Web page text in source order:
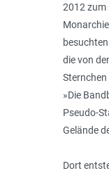
2012 zum
die von
»Die
Pseudo-
Gelände
Dort